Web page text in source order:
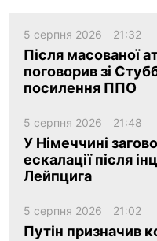
5 серпня 2026 21:32
Після масованої
поговорив зі
посилення ППО
5 серпня 2026 21:48
У Німеччині
ескалації після
Лейпцига
5 серпня 2026 21:02
Путін призначив